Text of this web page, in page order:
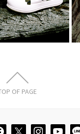
OF PAGE